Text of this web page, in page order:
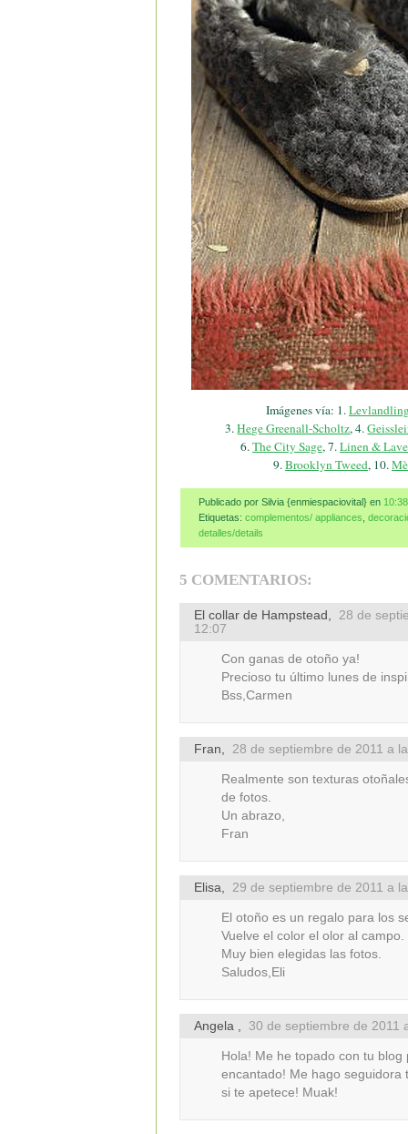
Imágenes vía: 1.
3.Hege Greenall-Scholtz, 4.
6.The City Sage, 7.Linen &
9.Brooklyn Tweed, 10.
Publicado por Silvia {enmiespaciovital} en 10:38
Etiquetas: complementos/ appliances
detalles/details
5 COMENTARIOS:
El collar de Hampstead , 28 de
12:07
Con ganas de otoño ya!
Precioso tu último lunes de
Bss,Carmen
Fran, 28 de septiembre de 2011 a
Realmente son texturas
de fotos.
Un abrazo,
Fran
Elisa, 29 de septiembre de 2011 a
El otoño es un regalo para los
Vuelve el color el olor al campo.
Muy bien elegidas las fotos.
Saludos,Eli
Angela , 30 de septiembre de 2011
Hola! Me he topado con tu
encantado! Me hago seguidora
si te apetece! Muak!